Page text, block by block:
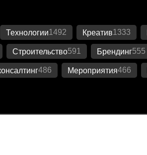
Технологии1492 Креатив1333
Строительство591 Брендинг555
486 Мероприятия466